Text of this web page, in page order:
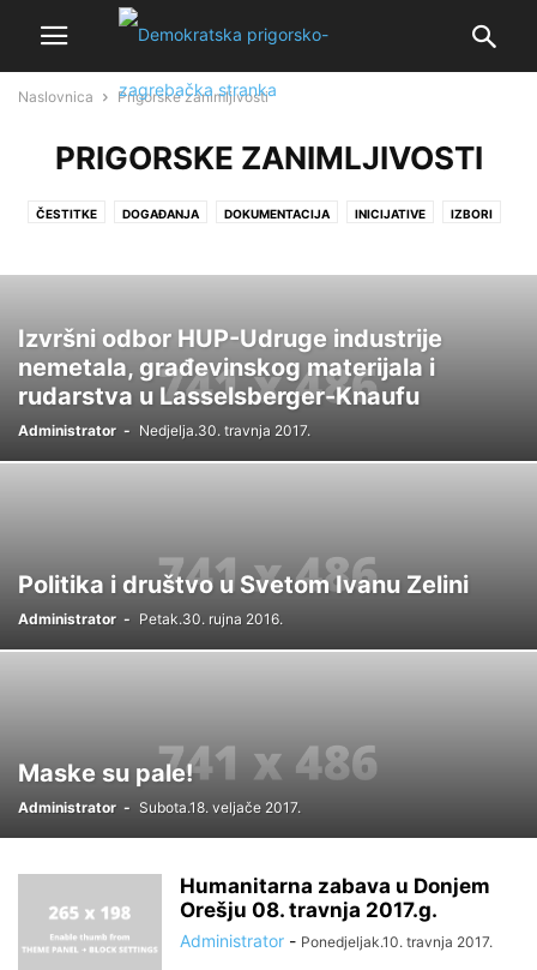
Naslovnica Prigorske zanimljivosti
PRIGORSKE ZANIMLJIVOSTI
ČESTITKE DOGAĐANJA DOKUMENTACIJA INICIJATIVE IZBORI
VIJEĆE GRADA SV. I. ZELINE
Izvršni odbor HUP-Udruge industrije
nemetala, građevinskog materijala i
rudarstva u Lasselsberger-Knaufu
Administrator - Nedjelja.30. travnja 2017.
Politika i društvo u Svetom Ivanu Zelini
Administrator - Petak.30. rujna 2016.
Maske su pale!
Administrator - Subota.18. veljače 2017.
Humanitarna zabava u Donjem
Orešju 08. travnja 2017.g.
Administrator - Ponedjeljak.10. travnja 2017.